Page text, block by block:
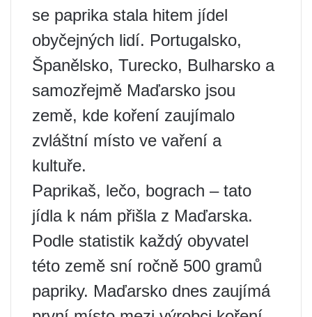
se paprika stala hitem jídel
obyčejných lidí. Portugalsko,
Španělsko, Turecko, Bulharsko a
samozřejmě Maďarsko jsou
země, kde koření zaujímalo
zvláštní místo ve vaření a
kultuře.
Paprikaš, lečo, bograch – tato
jídla k nám přišla z Maďarska.
Podle statistik každý obyvatel
této země sní ročně 500 gramů
papriky. Maďarsko dnes zaujímá